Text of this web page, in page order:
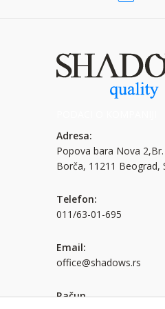
Adresa:
Popova bara Nova 2,Br.
Borča, 11211 Beograd,
Telefon:
011/63-01-695
Email:
office@shadows.rs
Račun